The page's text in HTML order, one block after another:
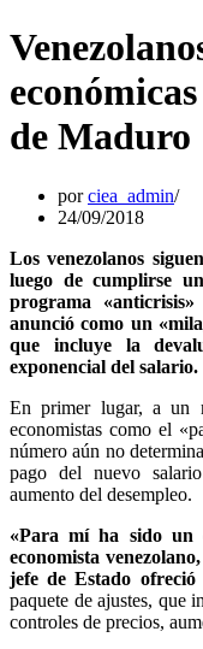
de Maduro
porciea_admin
24/09/2018
Los venezolanos
luego de cumplirse
programa
anunció como un
que incluye la
exponencial del salario.
En primer lugar, a un
economistas como el
número aún no
pago del nuevo
aumento del desempleo.
«Para mí ha sido un
economista
jefe de Estado ofreció
paquete de ajustes, que
controles de precios,